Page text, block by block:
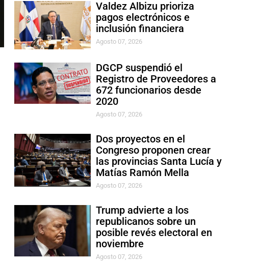
Valdez Albizu prioriza
pagos electrónicos e
inclusión financiera
Agosto 07, 2026
DGCP suspendió el
Registro de Proveedores a
672 funcionarios desde
2020
Agosto 07, 2026
Dos proyectos en el
Congreso proponen crear
las provincias Santa Lucía y
Matías Ramón Mella
Agosto 07, 2026
Trump advierte a los
republicanos sobre un
posible revés electoral en
noviembre
Agosto 07, 2026